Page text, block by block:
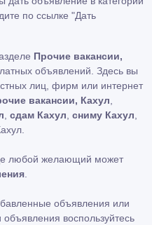
по ссылке "Дать
Прочие вакансии,
объявлений. Здесь вы
лиц, фирм или интернет
вакансии, Кахул
сдам Кахул сниму Кахул
любой желающий может
объявления или
воспользуйтесь